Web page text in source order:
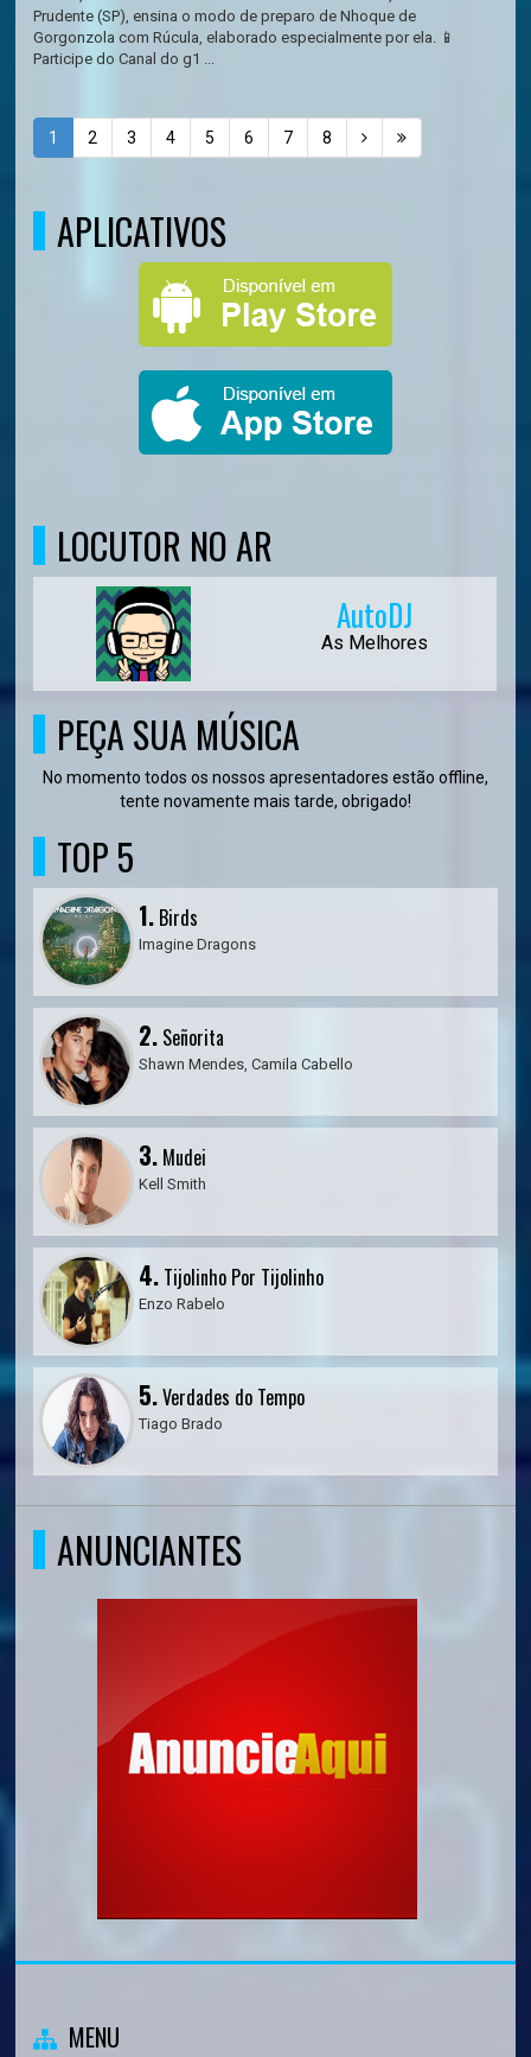
Prudente (SP), ensina o modo de preparo de Nhoque de
Gorgonzola com Rúcula, elaborado especialmente por ela. 📱
Participe do Canal do g1 ...
1 2 3 4 5 6 7 8
APLICATIVOS
LOCUTOR NO AR
AutoDJ
As Melhores
PEÇA SUA MÚSICA
No momento todos os nossos apresentadores estão offline,
tente novamente mais tarde, obrigado!
TOP 5
1. Birds
Imagine Dragons
2. Señorita
Shawn Mendes, Camila Cabello
3. Mudei
Kell Smith
4. Tijolinho Por Tijolinho
Enzo Rabelo
5.Verdades do Tempo
Tiago Brado
ANUNCIANTES
MENU